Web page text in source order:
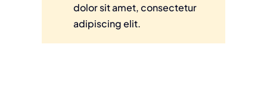
dolor sit amet, consectetur
adipiscing elit.